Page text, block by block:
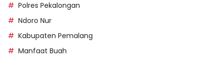
Polres Pekalongan
Ndoro Nur
Kabupaten Pemalang
Manfaat Buah